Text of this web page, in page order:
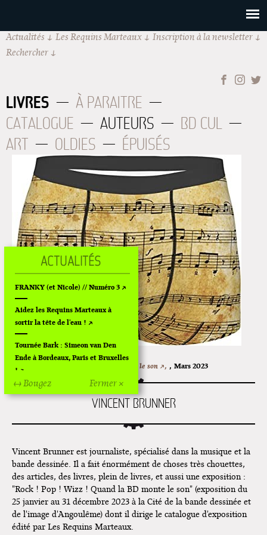
Actualités Les Requins Marteaux
Inscription à la newsletter
Rechercher
LIVRES
À PARAITRE
CATALOGUE
AUTEURS
BD CUL
ART
OLDIES ÉPUISÉS
Rock ! Pop ! Wizz ! Quand la BD monte le son ↗, , Mars 2023
VINCENT BRUNNER
Vincent Brunner est journaliste, spécialisé dans la musique et la
bande dessinée. Il a fait énormément de choses très chouettes,
des articles, des livres, plein de livres, et aussi une exposition :
"Rock ! Pop ! Wizz ! Quand la BD monte le son" (exposition du
25 janvier au 31 décembre 2023 à la Cité de la bande dessinée et
de l'image d'Angoulême) dont il dirige le catalogue d'exposition
édité par Les Requins Marteaux.
Fermer ×
↔ Bougez
FRANKY (et Nicole) // Numéro 3
Aidez les Requins Marteaux à
sortir la tête de l'eau !
Tournée Bark : Simeon van Den
Ende à Bordeaux, Paris et Bruxelles
!
Off Of Off d'Angoulême 2024
Montpellier !
Lancements de "Ras le bol" de
Cardon
Exposition "Fungirl : Funeral
Home" à Colomiers